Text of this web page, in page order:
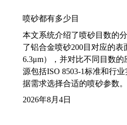
喷砂都有多少目
本文系统介绍了喷砂目数的
了铝合金喷砂200目对应的表
6.3μm），并对比不同目数
源包括ISO 8503-1标准和行
据需求选择合适的喷砂参数。
2026年8月4日